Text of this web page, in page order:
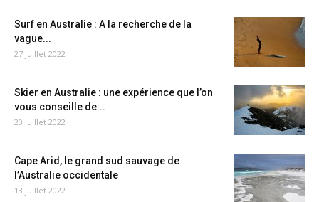
Surf en Australie : A la recherche de la
vague...
27 juillet 2022
Skier en Australie : une expérience que l’on
vous conseille de...
20 juillet 2022
Cape Arid, le grand sud sauvage de
l’Australie occidentale
13 juillet 2022